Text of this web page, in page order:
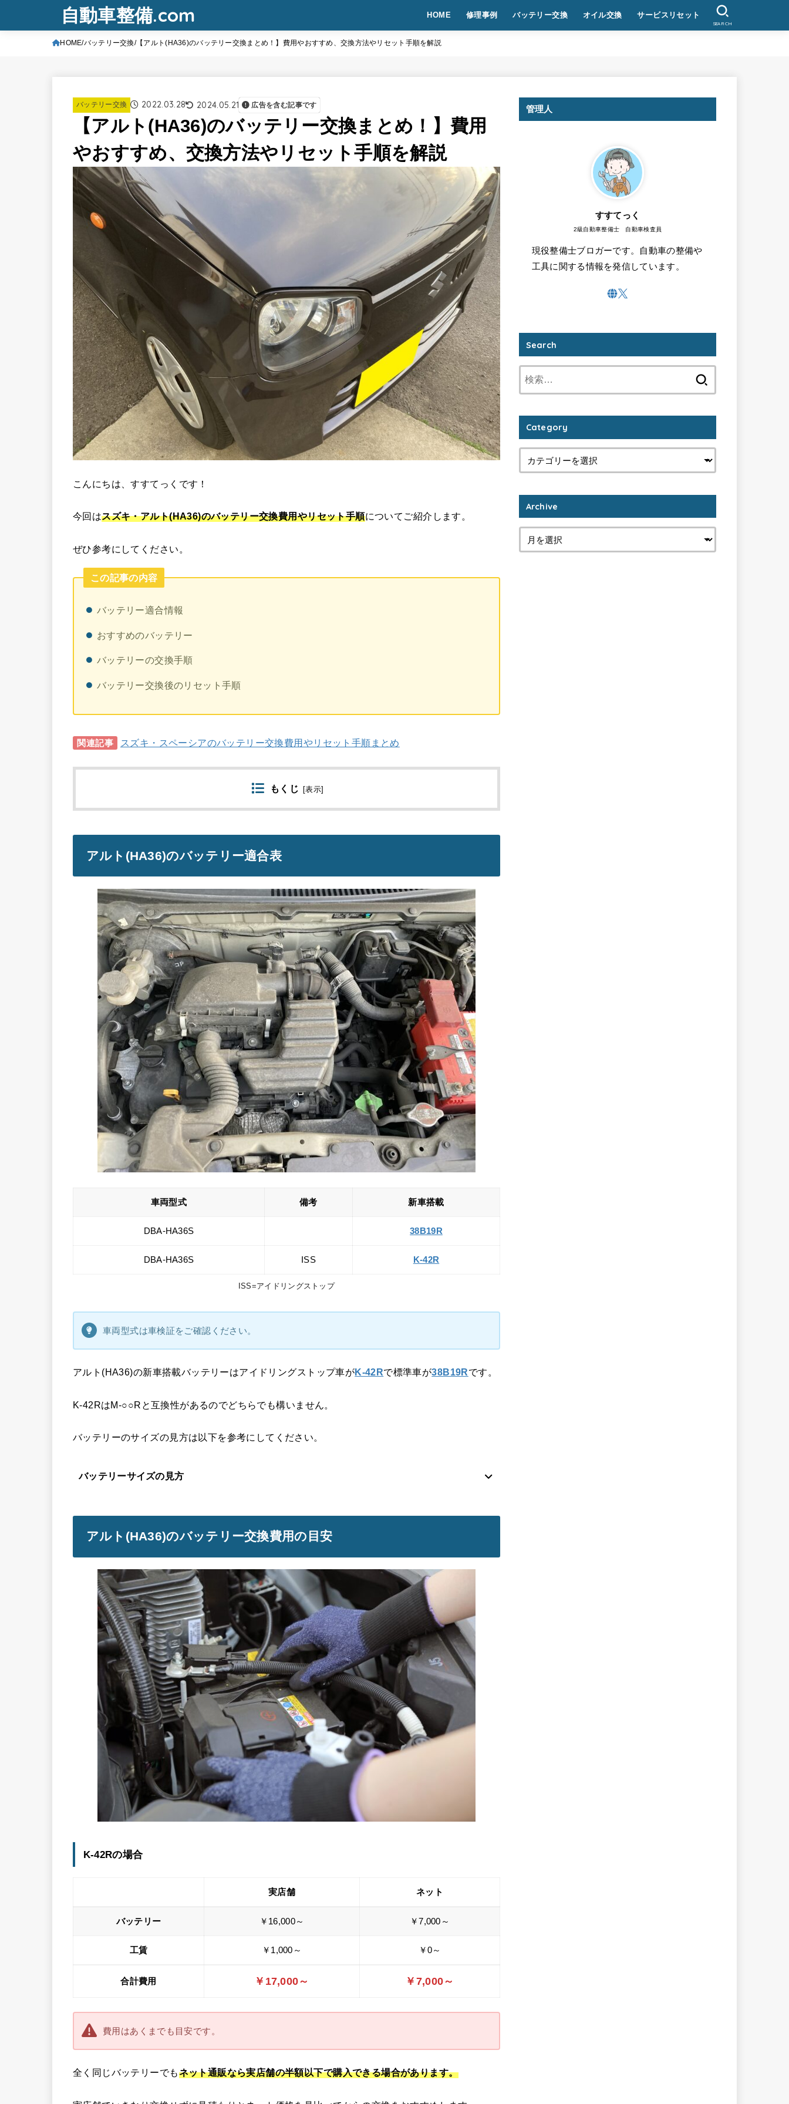
自動車整備.com HOME 修理事例 バッテリー交換 オイル交換 サービスリセット
SEARCH
HOME バッテリー交換 【アルト(HA36)のバッテリー交換まとめ！】費用やおすすめ、交換方法やリセット手順を解説
バッテリー交換 2022.03.28 2024.05.21 広告を含む記事です
【アルト(HA36)のバッテリー交換まとめ！】費用
やおすすめ、交換方法やリセット手順を解説
こんにちは、すすてっくです！
今回はスズキ・アルト(HA36)のバッテリー交換費用やリセット手順についてご紹介します。
ぜひ参考にしてください。
この記事の内容
バッテリー適合情報
おすすめのバッテリー
バッテリーの交換手順
バッテリー交換後のリセット手順
関連記事 スズキ・スペーシアのバッテリー交換費用やリセット手順まとめ
もくじ [表示]
アルト(HA36)のバッテリー適合表
車両型式 備考 新車搭載
DBA-HA36S 38B19R
DBA-HA36S ISS K-42R
ISS=アイドリングストップ
車両型式は車検証をご確認ください。
アルト(HA36)の新車搭載バッテリーはアイドリングストップ車がK-42Rで標準車が38B19Rです。
K-42RはM-○○Rと互換性があるのでどちらでも構いません。
バッテリーのサイズの見方は以下を参考にしてください。
バッテリーサイズの見方
アルト(HA36)のバッテリー交換費用の目安
K-42Rの場合
実店舗 ネット
バッテリー ￥16,000～ ￥7,000～
工賃 ￥1,000～ ￥0～
合計費用 ￥17,000～ ￥7,000～
費用はあくまでも目安です。
全く同じバッテリーでもネット通販なら実店舗の半額以下で購入できる場合があります。
管理人
すすてっく
2級自動車整備士 自動車検査員
現役整備士ブロガーです。自動車の整備や
工具に関する情報を発信しています。
Search
Category
Archive